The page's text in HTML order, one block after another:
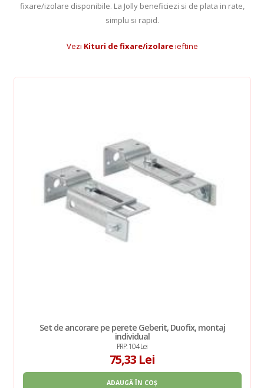
fixare/izolare disponibile. La Jolly beneficiezi si de plata in rate,
simplu si rapid.
Vezi Kituri de fixare/izolareieftine
Set de ancorare pe perete Geberit, Duofix, montaj
individual
PRP: 104 Lei
75,33 Lei
ADAUGĂ ÎN COȘ